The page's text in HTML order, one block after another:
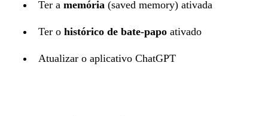
Ter a memória (saved memory) ativada
Ter o histórico de bate-papo ativado
Atualizar o aplicativo ChatGPT